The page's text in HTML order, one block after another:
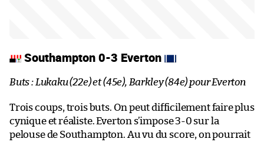
Southampton 0-3 Everton
Buts : Lukaku (22e) et (45e), Barkley (84e) pour Everton
Trois coups, trois buts. On peut difficilement faire plus
cynique et réaliste. Everton s’impose 3-0 sur la
pelouse de Southampton. Au vu du score, on pourrait